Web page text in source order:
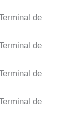
de
de
de
de